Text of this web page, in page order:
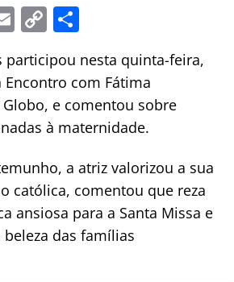
E
m
ai
l
C
o
p
y
Li
k
ar
e
participou nesta quinta-feira,
com Fátima
Globo, e comentou sobre
à maternidade.
a atriz valorizou a sua
católica, comentou que reza
ansiosa para a Santa Missa e
das famílias